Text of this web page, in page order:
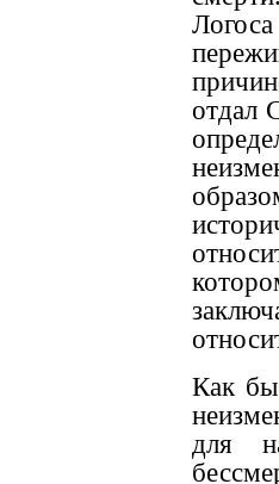
отдал
Как
для